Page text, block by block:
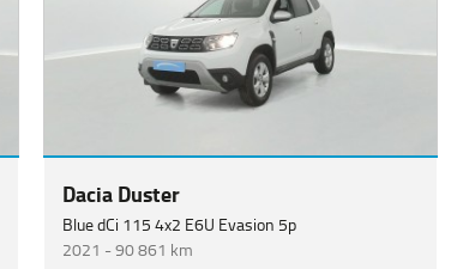
Dacia Duster
Blue dCi 115 4x2 E6U Evasion 5p
2021 -90 861 km